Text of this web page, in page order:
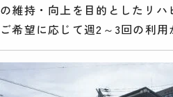
の維持・向上を目的としたリハ
ご希望に応じて週2～3回の利用